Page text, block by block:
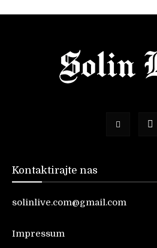
Kontaktirajte nas
solinlive.com@gmail.com
Impressum